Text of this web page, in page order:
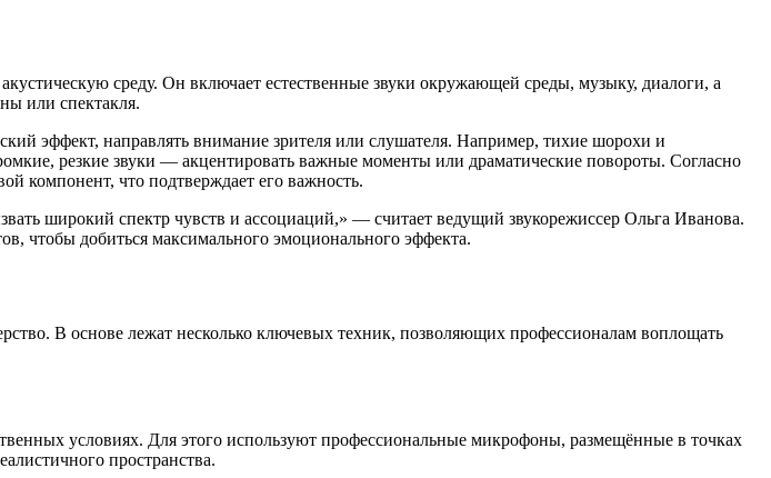
среду. Он включает естественные звуки окружающей среды, музыку, диалоги, а
или спектакля.
эффект, направлять внимание зрителя или слушателя. Например, тихие шорохи и
резкие звуки — акцентировать важные моменты или драматические повороты. Согласно
компонент, что подтверждает его важность.
широкий спектр чувств и ассоциаций,» — считает ведущий звукорежиссер Ольга Иванова.
чтобы добиться максимального эмоционального эффекта.
В основе лежат несколько ключевых техник, позволяющих профессионалам воплощать
условиях. Для этого используют профессиональные микрофоны, размещённые в точках
пространства.